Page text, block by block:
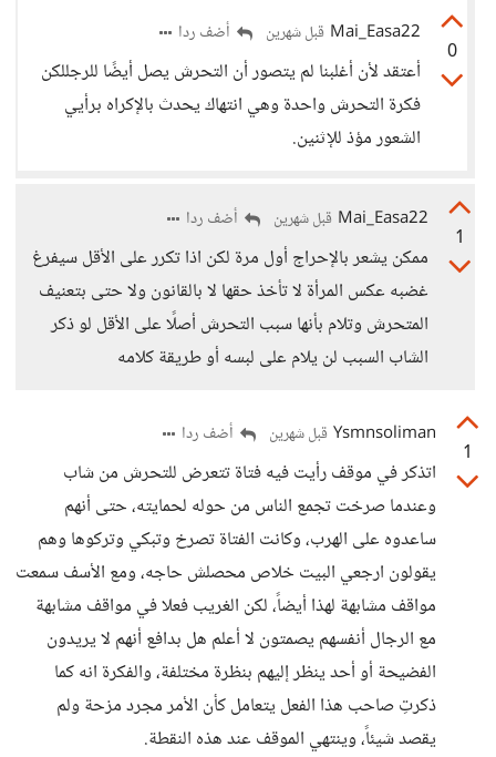
0
Mai_Easa22 قبل شهرين أضف ردا
أعتقد لأن أغلبنا لم يتصور أن التحرش يصل أيضًا للرجللكن
فكرة التحرش واحدة وهي انتهاك يحدث بالإكراه برأيي
الشعور مؤذ للإثنين.
1
Mai_Easa22 قبل شهرين أضف ردا
ممكن يشعر بالإحراج أول مرة لكن اذا تكرر على الأقل سيفرغ
غضبه عكس المرأة لا تأخذ حقها لا بالقانون ولا حتى بتعنيف
المتحرش وتلام بأنها سبب التحرش أصلًا على الأقل لو ذكر
الشاب السبب لن يلام على لبسه أو طريقة كلامه
1
Ysmnsoliman قبل شهرين أضف ردا
اتذكر في موقف رأيت فيه فتاة تتعرض للتحرش من شاب
وعندما صرخت تجمع الناس من حوله لحمايته، حتى أنهم
ساعدوه على الهرب، وكانت الفتاة تصرخ وتبكي وتركوها وهم
يقولون ارجعي البيت خلاص محصلش حاجه، ومع الأسف سمعت
مواقف مشابهة لهذا أيضاً، لكن الغريب فعلا في مواقف مشابهة
مع الرجال أنفسهم يصمتون لا أعلم هل بدافع أنهم لا يريدون
الفضيحة أو أحد ينظر إليهم بنظرة مختلفة، والفكرة انه كما
ذكرتِ صاحب هذا الفعل يتعامل كأن الأمر مجرد مزحة ولم
يقصد شيئاً، وينتهي الموقف عند هذه النقطة.